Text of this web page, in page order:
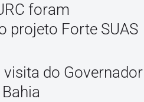
foram
projeto Forte SUAS
visita do Governador